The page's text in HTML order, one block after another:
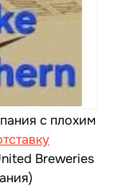
с плохим
Breweries